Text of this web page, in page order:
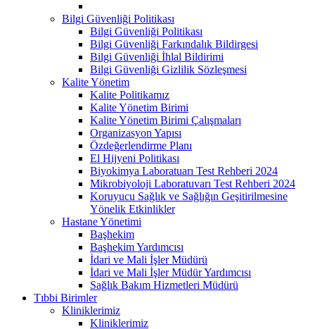
Bilgi Güvenliği Politikası
Bilgi Güvenliği Politikası
Bilgi Güvenliği Farkındalık Bildirgesi
Bilgi Güvenliği İhlal Bildirimi
Bilgi Güvenliği Gizlilik Sözleşmesi
Kalite Yönetim
Kalite Politikamız
Kalite Yönetim Birimi
Kalite Yönetim Birimi Çalışmaları
Organizasyon Yapısı
Özdeğerlendirme Planı
El Hijyeni Politikası
Biyokimya Laboratuarı Test Rehberi 2024
Mikrobiyoloji Laboratuvarı Test Rehberi 2024
Koruyucu Sağlık ve Sağlığın Geşitirilmesine
Yönelik Etkinlikler
Hastane Yönetimi
Başhekim
Başhekim Yardımcısı
İdari ve Mali İşler Müdürü
İdari ve Mali İşler Müdür Yardımcısı
Sağlık Bakım Hizmetleri Müdürü
Tıbbi Birimler
Kliniklerimiz
Kliniklerimiz